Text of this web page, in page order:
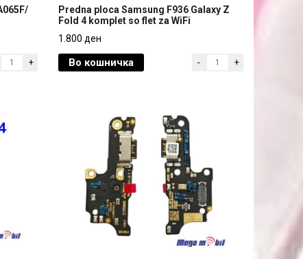
+
Predna ploca Samsung F936 Galaxy Z
1.800 ден
Predna ploca Samsung F936 Galaxy Z
Fold 4 komplet so flet za WiFi
1.800 ден
Во кошничка - +